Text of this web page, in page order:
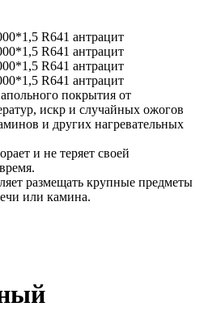
покрытия от
искр и случайных ожогов
и других нагревательных
и не теряет своей
размещать крупные предметы
или камина.